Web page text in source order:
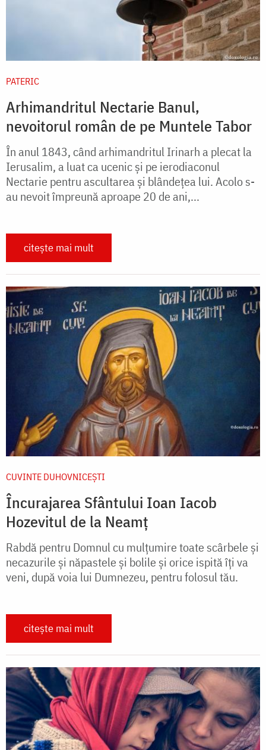
PATERIC
Arhimandritul Nectarie Banul,
nevoitorul român de pe Muntele Tabor
În anul 1843, când arhimandritul Irinarh a plecat la
Ierusalim, a luat ca ucenic şi pe ierodiaconul
Nectarie pentru ascultarea şi blândeţea lui. Acolo s-
au nevoit împreună aproape 20 de ani,...
citește mai mult
CUVINTE DUHOVNICEȘTI
Încurajarea Sfântului Ioan Iacob
Hozevitul de la Neamț
Rabdă pentru Domnul cu mulțumire toate scârbele și
necazurile și năpastele și bolile și orice ispită îți va
veni, după voia lui Dumnezeu, pentru folosul tău.
citește mai mult